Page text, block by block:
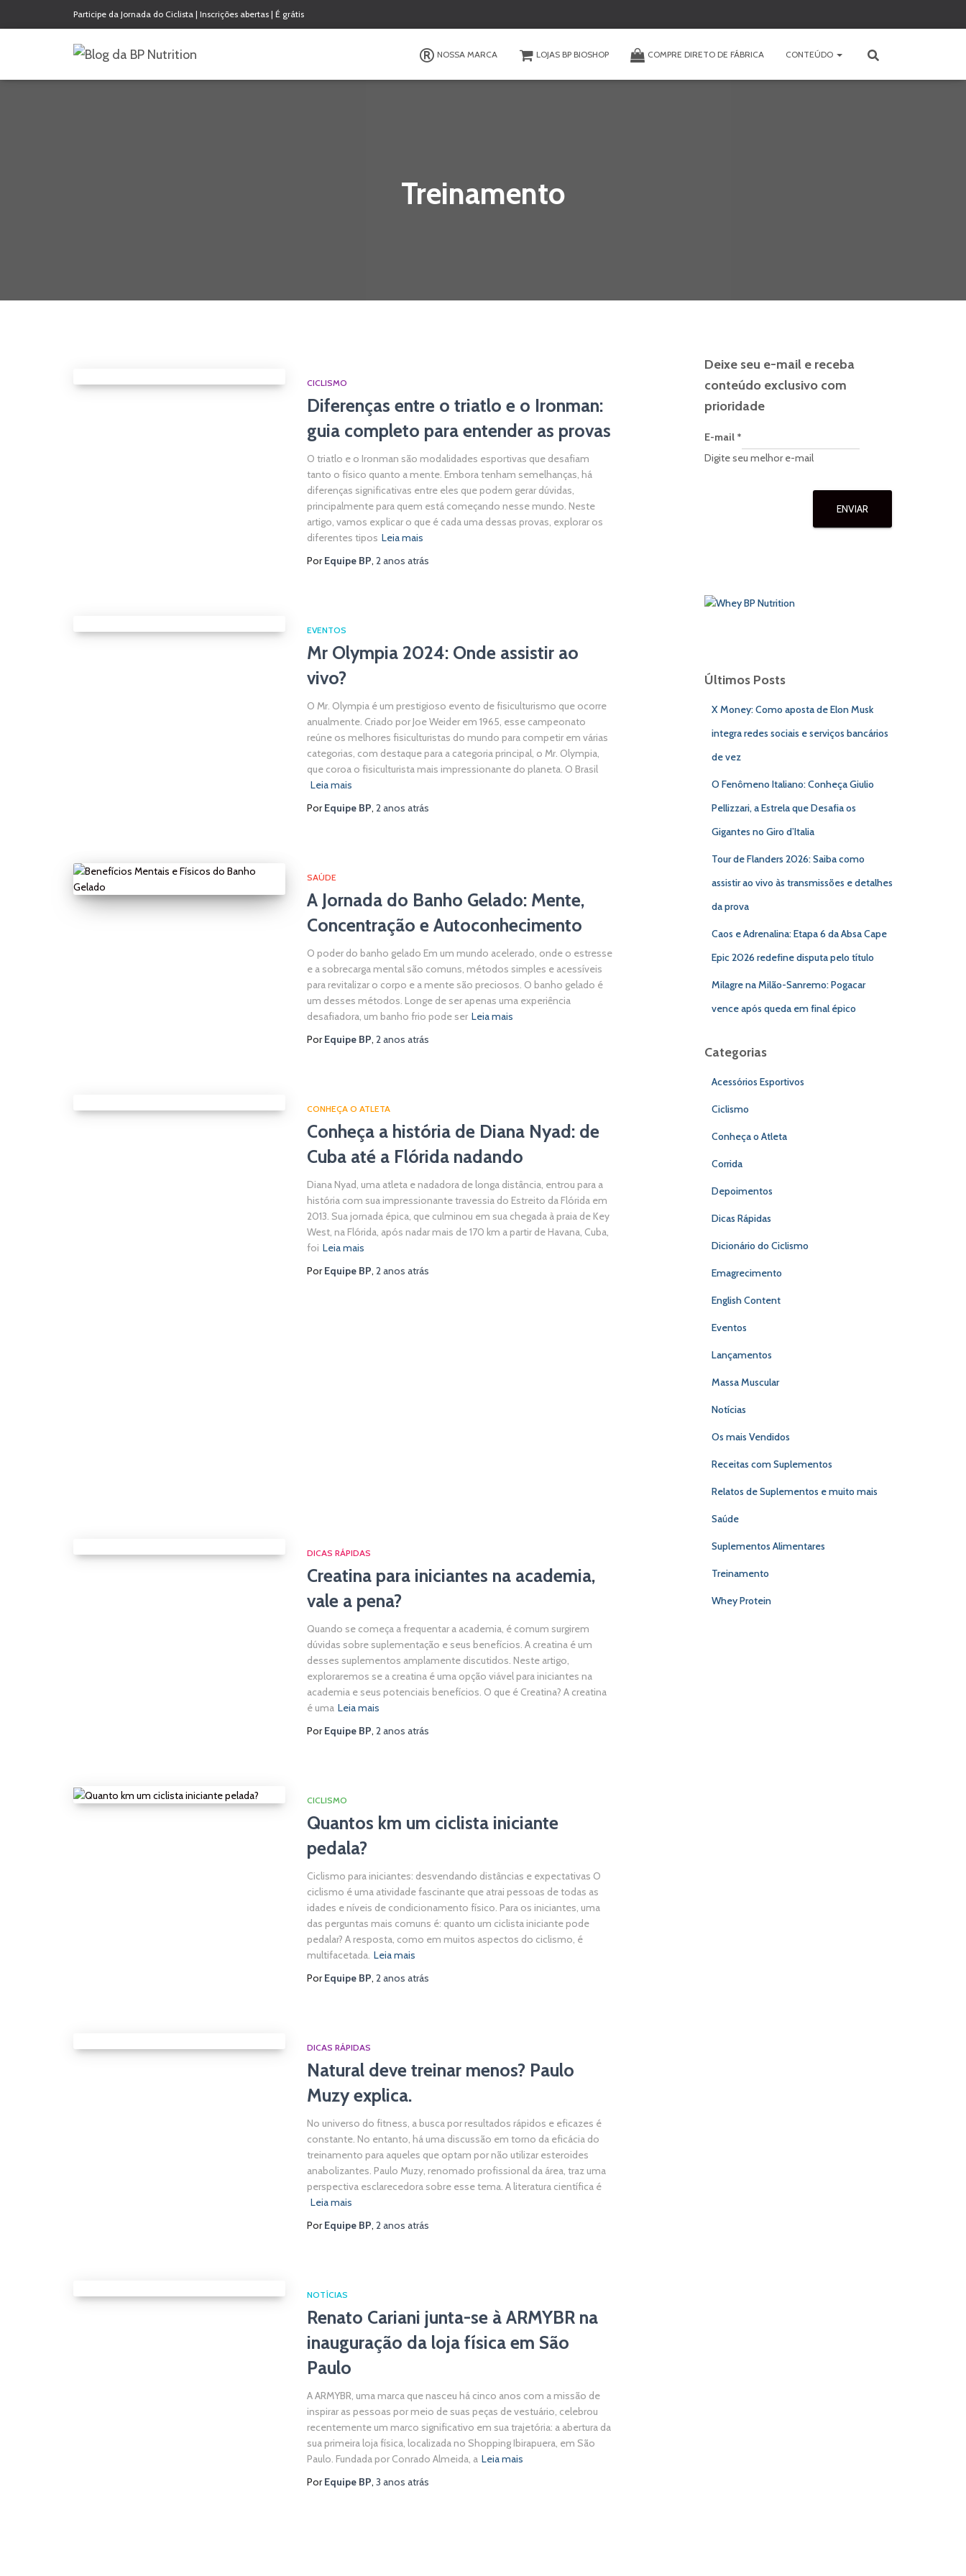
Participe da Jornada do Ciclista | Inscrições abertas | É grátis
NOSSA MARCA LOJAS BP BIOSHOP COMPRE DIRETO DE FÁBRICA CONTEÚDO
Treinamento
CICLISMO
Diferenças entre o triatlo e o Ironman:
guia completo para entender as provas
O triatlo e o Ironman são modalidades esportivas que desafiam
tanto o físico quanto a mente. Embora tenham semelhanças, há
diferenças significativas entre eles que podem gerar dúvidas,
principalmente para quem está começando nesse mundo. Neste
artigo, vamos explicar o que é cada uma dessas provas, explorar os
diferentes tipos Leia mais
PorEquipe BP, 2 anos atrás
EVENTOS
Mr Olympia 2024: Onde assistir ao
vivo?
O Mr. Olympia é um prestigioso evento de fisiculturismo que ocorre
anualmente. Criado por Joe Weider em 1965, esse campeonato
reúne os melhores fisiculturistas do mundo para competir em várias
categorias, com destaque para a categoria principal, o Mr. Olympia,
que coroa o fisiculturista mais impressionante do planeta. O Brasil
Leia mais
PorEquipe BP, 2 anos atrás
SAÚDE
A Jornada do Banho Gelado: Mente,
Concentração e Autoconhecimento
O poder do banho gelado Em um mundo acelerado, onde o estresse
e a sobrecarga mental são comuns, métodos simples e acessíveis
para revitalizar o corpo e a mente são preciosos. O banho gelado é
um desses métodos. Longe de ser apenas uma experiência
desafiadora, um banho frio pode ser Leia mais
PorEquipe BP, 2 anos atrás
CONHEÇA O ATLETA
Conheça a história de Diana Nyad: de
Cuba até a Flórida nadando
Diana Nyad, uma atleta e nadadora de longa distância, entrou para a
história com sua impressionante travessia do Estreito da Flórida em
2013. Sua jornada épica, que culminou em sua chegada à praia de Key
West, na Flórida, após nadar mais de 170 km a partir de Havana, Cuba,
foi Leia mais
PorEquipe BP, 2 anos atrás
DICAS RÁPIDAS
Creatina para iniciantes na academia,
vale a pena?
Quando se começa a frequentar a academia, é comum surgirem
dúvidas sobre suplementação e seus benefícios. A creatina é um
desses suplementos amplamente discutidos. Neste artigo,
exploraremos se a creatina é uma opção viável para iniciantes na
academia e seus potenciais benefícios. O que é Creatina? A creatina
é uma Leia mais
PorEquipe BP, 2 anos atrás
CICLISMO
Quantos km um ciclista iniciante
pedala?
Ciclismo para iniciantes: desvendando distâncias e expectativas O
ciclismo é uma atividade fascinante que atrai pessoas de todas as
idades e níveis de condicionamento físico. Para os iniciantes, uma
das perguntas mais comuns é: quanto um ciclista iniciante pode
pedalar? A resposta, como em muitos aspectos do ciclismo, é
multifacetada. Leia mais
PorEquipe BP, 2 anos atrás
DICAS RÁPIDAS
Natural deve treinar menos? Paulo
Muzy explica.
No universo do fitness, a busca por resultados rápidos e eficazes é
constante. No entanto, há uma discussão em torno da eficácia do
treinamento para aqueles que optam por não utilizar esteroides
anabolizantes. Paulo Muzy, renomado profissional da área, traz uma
perspectiva esclarecedora sobre esse tema. A literatura científica é
Leia mais
PorEquipe BP, 2 anos atrás
NOTÍCIAS
Renato Cariani junta-se à ARMYBR na
inauguração da loja física em São
Paulo
A ARMYBR, uma marca que nasceu há cinco anos com a missão de
inspirar as pessoas por meio de suas peças de vestuário, celebrou
recentemente um marco significativo em sua trajetória: a abertura da
sua primeira loja física, localizada no Shopping Ibirapuera, em São
Paulo. Fundada por Conrado Almeida, a Leia mais
PorEquipe BP, 3 anos atrás
Deixe seu e-mail e receba
conteúdo exclusivo com
prioridade
E-mail *
Digite seu melhor e-mail
ENVIAR
Últimos Posts
X Money: Como aposta de Elon Musk
integra redes sociais e serviços bancários
de vez
O Fenômeno Italiano: Conheça Giulio
Pellizzari, a Estrela que Desafia os
Gigantes no Giro d’Italia
Tour de Flanders 2026: Saiba como
assistir ao vivo às transmissões e detalhes
da prova
Caos e Adrenalina: Etapa 6 da Absa Cape
Epic 2026 redefine disputa pelo título
Milagre na Milão-Sanremo: Pogacar
vence após queda em final épico
Categorias
Acessórios Esportivos
Ciclismo
Conheça o Atleta
Corrida
Depoimentos
Dicas Rápidas
Dicionário do Ciclismo
Emagrecimento
English Content
Eventos
Lançamentos
Massa Muscular
Notícias
Os mais Vendidos
Receitas com Suplementos
Relatos de Suplementos e muito mais
Saúde
Suplementos Alimentares
Treinamento
Whey Protein